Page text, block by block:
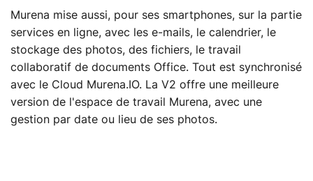
Murena mise aussi, pour ses smartphones, sur la partie
services en ligne, avec les e-mails, le calendrier, le
stockage des photos, des fichiers, le travail
collaboratif de documents Office. Tout est synchronisé
avec le Cloud Murena.IO. La V2 offre une meilleure
version de l'espace de travail Murena, avec une
gestion par date ou lieu de ses photos.